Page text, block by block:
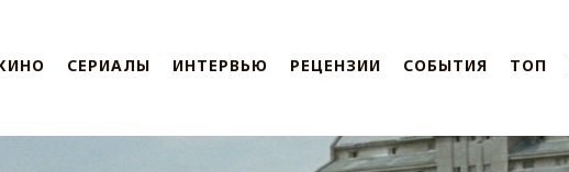
СЕРИАЛЫ ИНТЕРВЬЮ РЕЦЕНЗИИ СОБЫТИЯ ТОП